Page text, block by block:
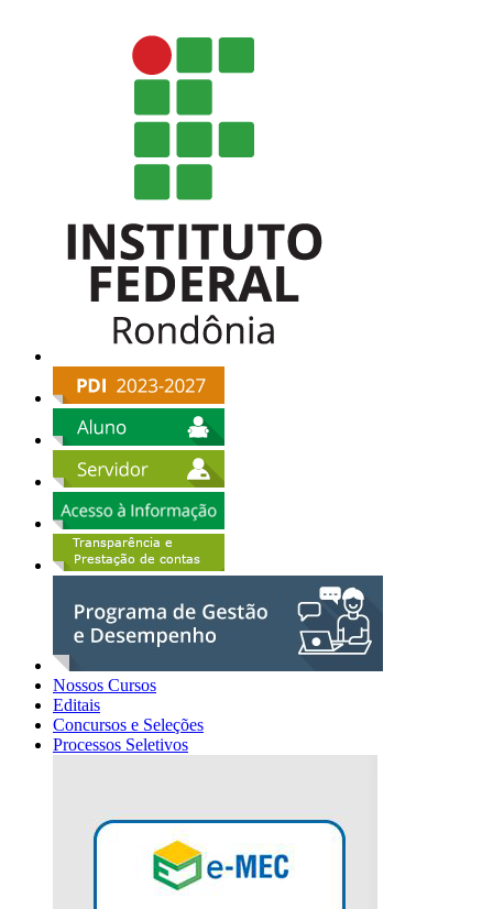
Nossos Cursos
Editais
Concursos e Seleções
Processos Seletivos